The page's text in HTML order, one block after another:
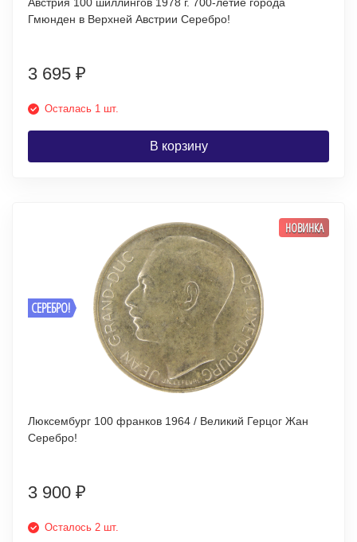
Гмюнден в Верхней Австрии Серебро!
3 695 ₽
Осталась 1 шт.
В корзину
СЕРЕБРО!
НОВИНКА
Люксембург 100 франков 1964 / Великий Герцог Жан
Серебро!
3 900 ₽
Осталось 2 шт.